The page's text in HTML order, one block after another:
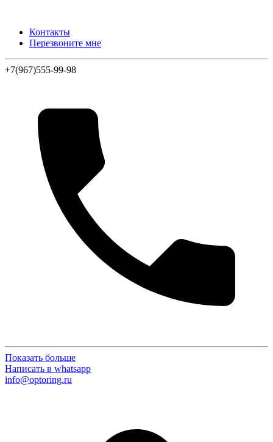
Контакты
Перезвоните мне
+7(967)555-99-98
Показать больше
Написать в whatsapp
info@optoring.ru